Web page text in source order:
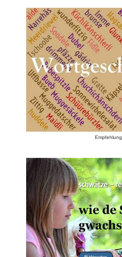
Empfehlung